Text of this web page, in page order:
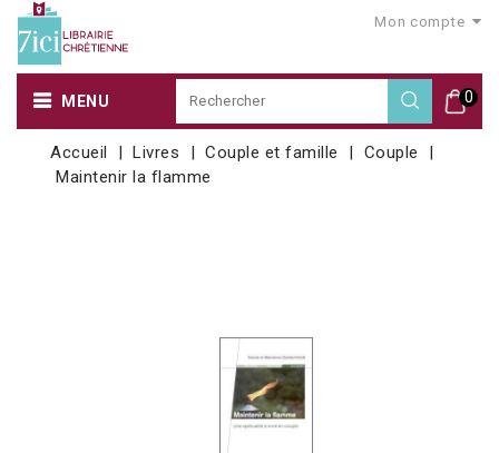
Mon compte
0
MENU
Accueil Livres Couple et famille
Couple
Maintenir la flamme